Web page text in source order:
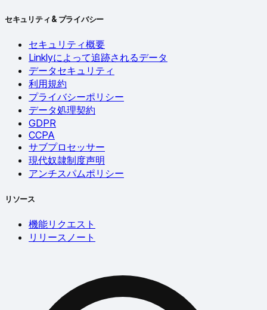
セキュリティ & プライバシー
セキュリティ概要
Linklyによって追跡されるデータ
データセキュリティ
利用規約
プライバシーポリシー
データ処理契約
GDPR
CCPA
サブプロセッサー
現代奴隷制度声明
アンチスパムポリシー
リソース
機能リクエスト
リリースノート